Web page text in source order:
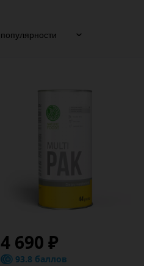
4 690 ₽
93.8 баллов